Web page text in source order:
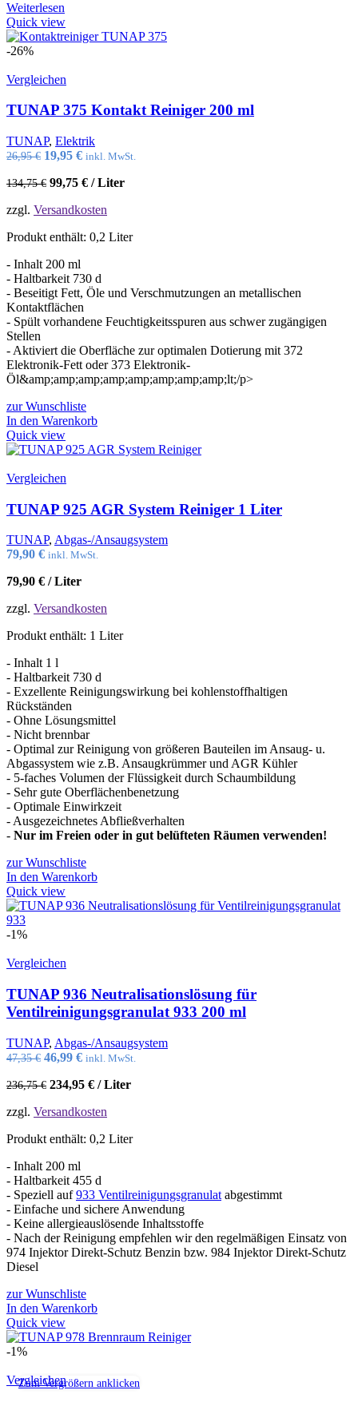
Zum Vergrößern anklicken
Weiterlesen
Quick view
-26%
Vergleichen
TUNAP 375 Kontakt Reiniger 200 ml
TUNAP, Elektrik
26,95€ Ursprünglicher
war:
19,95 €Aktueller
ist:
inkl. MwSt.
134,75€ 99,75 € /Liter
zzgl. Versandkosten
Produkt enthält: 0,2 Liter
- Inhalt 200 ml
- Haltbarkeit 730 d
- Beseitigt Fett, Öle und Verschmutzungen an metallischen
Kontaktflächen
- Spült vorhandene Feuchtigkeitsspuren aus schwer zugängigen
Stellen
- Aktiviert die Oberfläche zur optimalen Dotierung mit 372
Elektronik-Fett oder 373 Elektronik-
Öl&amp;amp;amp;amp;amp;amp;amp;amp;lt;/p>
zur Wunschliste
In den Warenkorb
Quick view
Vergleichen
TUNAP 925 AGR System Reiniger 1 Liter
TUNAP, Abgas-/Ansaugsystem
79,90 € inkl. MwSt.
79,90 € /Liter
zzgl. Versandkosten
Produkt enthält: 1 Liter
- Inhalt 1 l
- Haltbarkeit 730 d
- Exzellente Reinigungswirkung bei kohlenstoffhaltigen
Rückständen
- Ohne Lösungsmittel
- Nicht brennbar
- Optimal zur Reinigung von größeren Bauteilen im Ansaug- u.
Abgassystem wie z.B. Ansaugkrümmer und AGR Kühler
- 5-faches Volumen der Flüssigkeit durch Schaumbildung
- Sehr gute Oberflächenbenetzung
- Optimale Einwirkzeit
- Ausgezeichnetes Abfließverhalten
- Nur im Freien oder in gut belüfteten Räumen verwenden!
zur Wunschliste
In den Warenkorb
Quick view
-1%
Vergleichen
TUNAP 936 Neutralisationslösung für
Ventilreinigungsgranulat 933 200 ml
TUNAP, Abgas-/Ansaugsystem
47,35€ Ursprünglicher
war:
46,99 €Aktueller
ist:
inkl. MwSt.
236,75€ 234,95 € /Liter
zzgl. Versandkosten
Produkt enthält: 0,2 Liter
- Inhalt 200 ml
- Haltbarkeit 455 d
- Speziell auf933 Ventilreinigungsgranulat abgestimmt
- Einfache und sichere Anwendung
- Keine allergieauslösende Inhaltsstoffe
- Nach der Reinigung empfehlen wir den regelmäßigen Einsatz von
974 Injektor Direkt-Schutz Benzin bzw. 984 Injektor Direkt-Schutz
Diesel
zur Wunschliste
In den Warenkorb
Quick view
-1%
Vergleichen